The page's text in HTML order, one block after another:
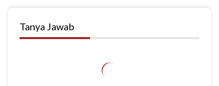
Tanya Jawab